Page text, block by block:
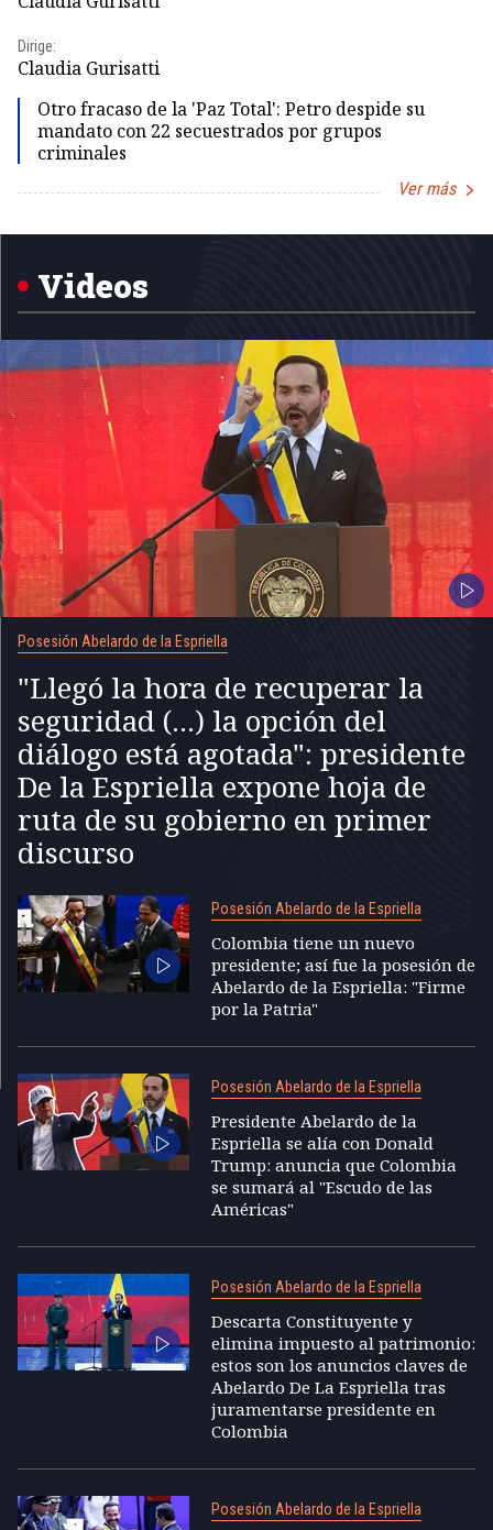
Dirige:
Claudia Gurisatti
Otro fracaso de la 'Paz Total': Petro despide su
mandato con 22 secuestrados por grupos
criminales
Ver más
Videos
Posesión Abelardo de la Espriella
"Llegó la hora de recuperar la
seguridad (...) la opción del
diálogo está agotada": presidente
De la Espriella expone hoja de
ruta de su gobierno en primer
discurso
Posesión Abelardo de la Espriella
Colombia tiene un nuevo
presidente; así fue la posesión de
Abelardo de la Espriella: "Firme
por la Patria"
Posesión Abelardo de la Espriella
Presidente Abelardo de la
Espriella se alía con Donald
Trump: anuncia que Colombia
se sumará al "Escudo de las
Américas"
Posesión Abelardo de la Espriella
Descarta Constituyente y
elimina impuesto al patrimonio:
estos son los anuncios claves de
Abelardo De La Espriella tras
juramentarse presidente en
Colombia
Posesión Abelardo de la Espriella